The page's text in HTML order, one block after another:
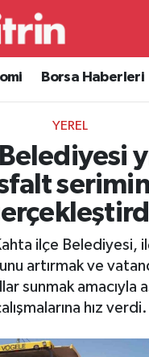
Borsa Haberleri
YEREL
ilçe Belediyesi,
artırmak ve
sunmak amacıyla
hız verdi.
Durumu ve Fikstür
Haberleri